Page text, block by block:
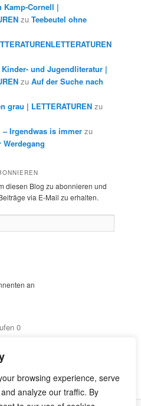
browsing experience, serve
analyze our traffic. By
Kamp-Cornell |
zuTeebeutel ohne
und Jugendliteratur |
zuAuf der Suche nach
grau | LETTERATUREN zu
Irgendwas is immer zu
diesen Blog zu abonnieren und
via E-Mail zu erhalten.
an
0
aus dem Italienischen